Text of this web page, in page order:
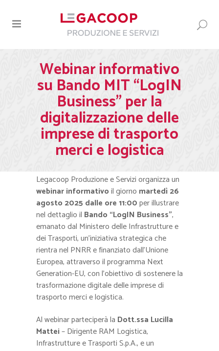
Webinar informativo
su Bando MIT “LogIN
Business” per la
digitalizzazione delle
imprese di trasporto
merci e logistica
Legacoop Produzione e Servizi organizza un
webinar informativoil giorno martedì 26
agosto 2025 dalle ore 11:00per illustrare
nel dettaglio il Bando “LogIN Business”,
emanato dal Ministero delle Infrastrutture e
dei Trasporti, un’iniziativa strategica che
rientra nel PNRR e finanziato dall’Unione
Europea, attraverso il programma Next
Generation-EU, con l’obiettivo di sostenere la
trasformazione digitale delle imprese di
trasporto merci e logistica.
Al webinar parteciperà la Dott.ssa Lucilla
Mattei– Dirigente RAM Logistica,
Infrastrutture e Trasporti S.p.A., e un